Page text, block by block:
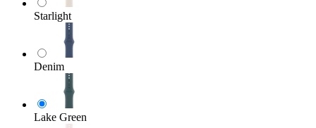
Starlight
Denim
Lake Green